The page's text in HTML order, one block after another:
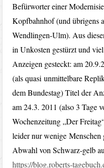
Befürworter einer
Kopfbahnhof (und übrigens
Wendlingen-Ulm). Aus
in Unkosten gestürzt und
Anzeigen gesteckt: am
(als quasi unmittelbare
dem Bundestag) Titel der
am 24.3. 2011 (also 3 Tage
Wochenzeitung „Der
leider nur wenige Menschen
Abwahl von Schwarz-gelb
https://blog.roberts-